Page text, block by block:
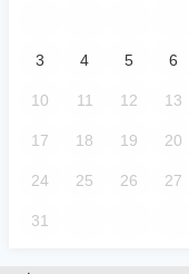
3 4 5 6
10 11 12 13
17 18 19 20
24 25 26 27
31